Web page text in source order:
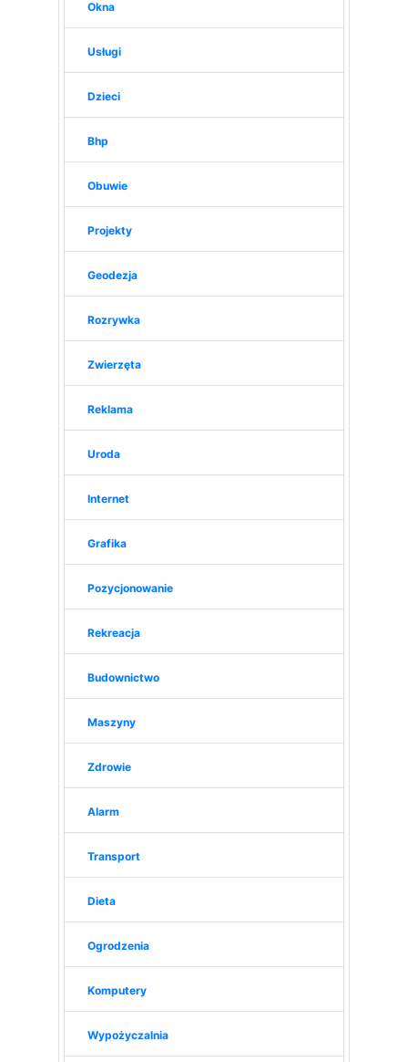
Okna
Usługi
Dzieci
Bhp
Obuwie
Projekty
Geodezja
Rozrywka
Zwierzęta
Reklama
Uroda
Internet
Grafika
Pozycjonowanie
Rekreacja
Budownictwo
Maszyny
Zdrowie
Alarm
Transport
Dieta
Ogrodzenia
Komputery
Wypożyczalnia